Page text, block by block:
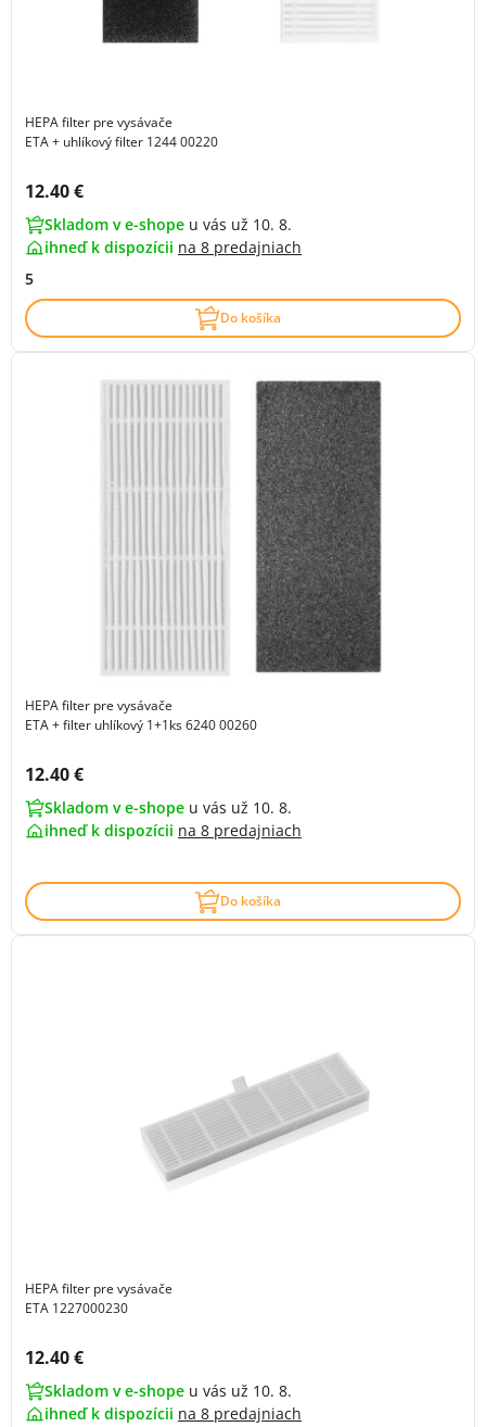
HEPA filter pre vysávače
ETA + uhlíkový filter 1244 00220
Cena s DPH:
12.40 €
Skladom v e-shope u vás už 10. 8.
ihneď k dispozícii na 8 predajniach
5
Do košíka
HEPA filter pre vysávače
ETA + filter uhlíkový 1+1ks 6240 00260
Cena s DPH:
12.40 €
Skladom v e-shope u vás už 10. 8.
ihneď k dispozícii na 8 predajniach
Do košíka
HEPA filter pre vysávače
ETA 1227000230
Cena s DPH:
12.40 €
Skladom v e-shope u vás už 10. 8.
ihneď k dispozícii na 8 predajniach